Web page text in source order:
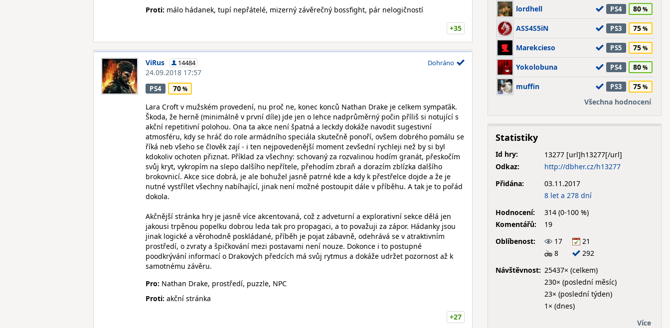
Proti: málo hádanek, tupí nepřátelé, mizerný závěrečný bossfight, pár nelogičností
+35
ViRus 14484
24.09.2018 17:57
Dohráno
PS4
70
Lara Croft v mužském provedení, nu proč ne, konec konců Nathan Drake je celkem sympaťák.
Škoda, že herně (minimálně v první díle) jde jen o lehce nadprůměrný počin příliš si notující s
akční repetitivní polohou. Ona ta akce není špatná a leckdy dokáže navodit sugestivní
atmosféru, kdy se hráč do role armádního speciála skutečně ponoří, ovšem dobrého pomálu se
říká neb všeho se člověk zají - i ten nejpovedenější moment zevšední rychleji než by si byl
kdokoliv ochoten přiznat. Příklad za všechny: schovaný za rozvalinou hodím granát, přeskočím
svůj kryt, vykropím na slepo dalšího nepřítele, přehodím zbraň a dorazím zblízka dalšího
brokovnicí. Akce sice dobrá, je ale bohužel jasně patrné kde a kdy k přestřelce dojde a že je
nutné vystřílet všechny nabíhající, jinak není možné postoupit dále v příběhu. A tak je to pořád
dokola.
Akčnější stránka hry je jasně více akcentovaná, což z adveturní a explorativní sekce dělá jen
jakousi trpěnou popelku dobrou leda tak pro propagaci, a to považuji za zápor. Hádanky jsou
jinak logické a věrohodně poskládané, příběh je pojat zábavně, odehrává se v atraktivním
prostředí, o zvraty a špičkování mezi postavami není nouze. Dokonce i to postupné
poodkrývání informací o Drakových předcích má svůj rytmus a dokáže udržet pozornost až k
samotnému závěru.
Pro: Nathan Drake, prostředí, puzzle, NPC
Proti: akční stránka
+27
lordhell PS4 80
ASS4S5iN PS3 75
Marekcieso PS5 75
Yokolobuna PS4 80
muffin PS3
75
Všechna hodnocení
Statistiky
Id hry:
13277
Odkaz:
http://dbher.cz/h13277
Přidána:
03.11.2017
8 let a 278 dní
Hodnocení:
314 (0-100 %)
Komentářů:
19
Oblíbenost:
17
21
8
292
Návštěvnost: 25437× (celkem)
230× (poslední měsíc)
23× (poslední týden)
1× (dnes)
Více